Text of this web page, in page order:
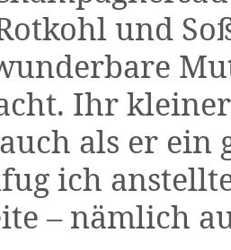
und
Ihr
als er ein
ich
– nämlich